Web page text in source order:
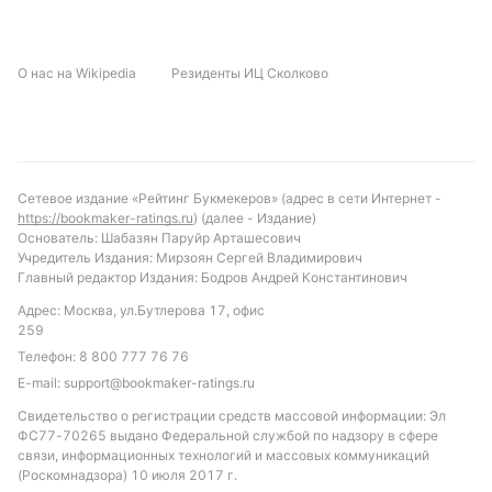
преимуществом хозяев поля. Вероятен результат с
одним или двумя забитыми голами от каждой
команды. Рекомендуется обратить внимание на
ставку "обе команды забьют", учитывая, что в 42%
матчей обе команды находят ворота соперника.
Также интересен вариант с тоталом больше 1.5,
учитывая среднюю результативность и атакующие
возможности обеих сторон. Такой подход
позволит получить оптимальный баланс риска и
потенциальной отдачи.
Обновлено:
О нас на Wikipedia Резиденты ИЦ Сколково
Сетевое издание «Рейтинг Букмекеров» (адрес в сети Интернет -
https://bookmaker-ratings.ru) (далее - Издание)
Основатель: Шабазян Паруйр Арташесович
Учредитель Издания: Мирзоян Сергей Владимирович
Главный редактор Издания: Бодров Андрей Константинович
Адрес: Москва, ул.Бутлерова 17, офис
259
Телефон: 8 800 777 76 76
E-mail: support@bookmaker-ratings.ru
Свидетельство о регистрации средств массовой информации: Эл
ФС77-70265 выдано Федеральной службой по надзору в сфере
связи, информационных технологий и массовых коммуникаций
(Роскомнадзора) 10 июля 2017 г.